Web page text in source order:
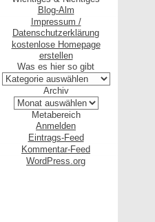
Blog-Alm
Impressum /
Datenschutzerklärung
kostenlose Homepage
erstellen
Was es hier so gibt
Was
es
hier
Archiv
Archiv
Metabereich
Anmelden
Eintrags-Feed
Kommentar-Feed
WordPress.org